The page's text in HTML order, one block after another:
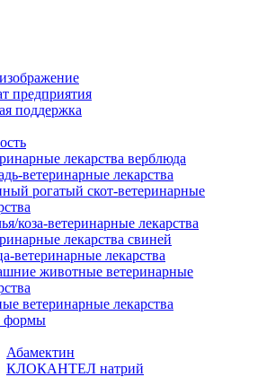
предприятия
поддержка
лекарства верблюда
ветеринарные лекарства
рогатый скот-ветеринарные
коза-ветеринарные лекарства
лекарства свиней
ветеринарные лекарства
животные ветеринарные
ветеринарные лекарства
формы
Абамектин
КЛОКАНТЕЛ натрий